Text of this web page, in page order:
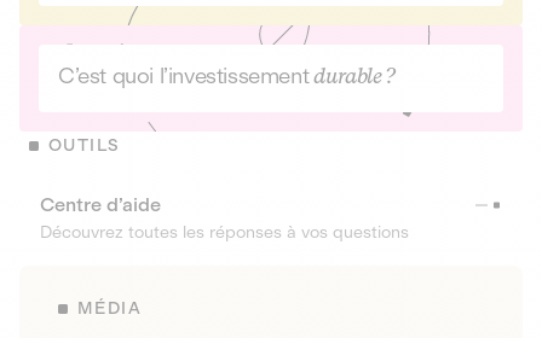
C’est quoi l’investissementdurable ?
OUTILS
Centre d’aide
Découvrez toutes les réponses à vos questions
MÉDIA